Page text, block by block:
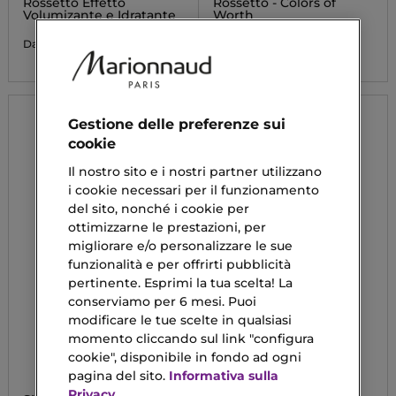
Volumizante e Idratante
Da
Worth
Gestione delle preferenze sui
cookie
Il nostro sito e i nostri partner utilizzano
i cookie necessari per il funzionamento
del sito, nonché i cookie per
ottimizzarne le prestazioni, per
migliorare e/o personalizzare le sue
funzionalità e per offrirti pubblicità
pertinente. Esprimi la tua scelta! La
conserviamo per 6 mesi. Puoi
modificare le tue scelte in qualsiasi
momento cliccando sul link "configura
cookie", disponibile in fondo ad ogni
pagina del sito. Informativa sulla